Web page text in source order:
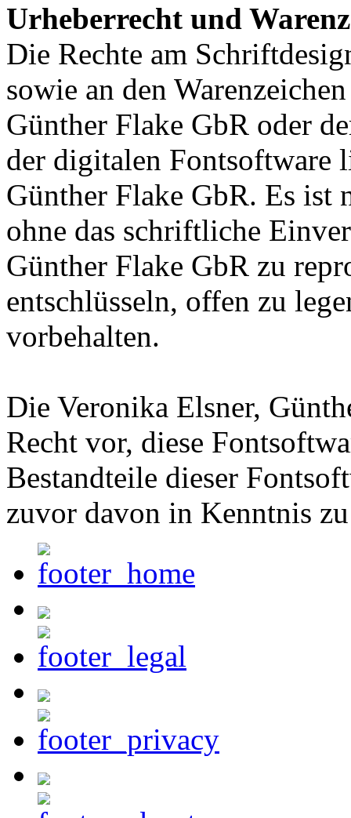
Urheberrecht und
Die Rechte am
sowie an den
Günther Flake GbR oder
der digitalen Fontsoftware
Günther Flake GbR. Es ist
ohne das schriftliche
Günther Flake GbR zu
entschlüsseln, offen zu
vorbehalten.
Die Veronika Elsner,
Recht vor, diese
Bestandteile dieser
zuvor davon in Kenntnis zu